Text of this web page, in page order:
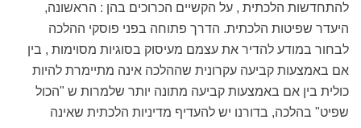
להתחדשות הלכתית , על הקשיים הכרוכים בהן : הראשונה,
היעדר שפיטות הלכתית. הדרך פתוחה בפני פוסקי ההלכה
לבחור במודע להדיר את עצמם מעיסוק בסוגיות מסוימות , בין
אם באמצעות קביעה עקרונית שההלכה אינה מתיימרת להיות
כולית בין אם באמצעות קביעה מתונה יותר שלמרות ש "הכול
שפיט" בהלכה, בדורנו יש להעדיף מדיניות הלכתית שאינה